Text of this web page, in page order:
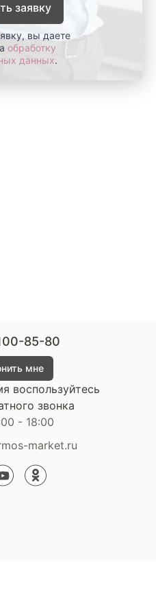
заявку
вы даете
обработку
данных.
85-80
мне
воспользуйтесь
звонка
- 18:00
market.ru